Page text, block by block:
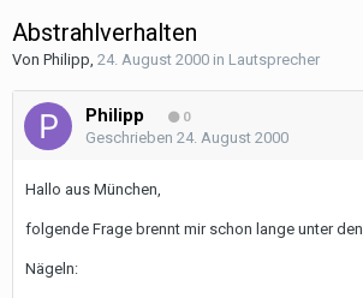
Abstrahlverhalten
Von Philipp, 24. August 2000 in Lautsprecher
Philipp 0
Geschrieben 24. August 2000
Hallo aus München,
folgende Frage brennt mir schon lange unter den
Nägeln: